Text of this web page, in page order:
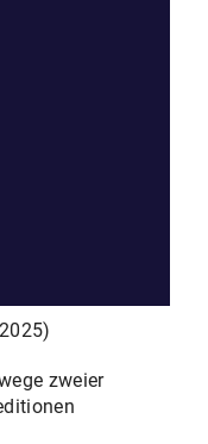
zweier